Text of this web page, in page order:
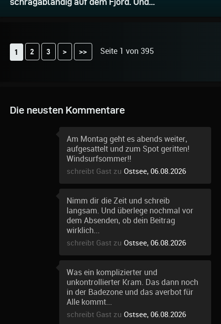
1 2 3 > >> Seite 1 von 395
Die neusten Kommentare
Am Montag geht es abends weiter,
aufgesattelt und zum Spot geritten!
Windsurfsommer!!
schreibt Gast zu Ostsee, 06.08.2026
Nimm dir die Zeit und schreib
langsam. Und überlege nochmal vor
dem Absenden, ob dein Beitrag
wirklich...
schreibt Gast zu Ostsee, 06.08.2026
Was ein komplizierter und
unkontrollierter Kram. Das dann noch
in der Badezone und das averbot für
Alle kommt...
schreibt Gast zu Ostsee, 06.08.2026